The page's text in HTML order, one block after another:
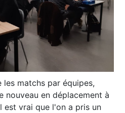
les matchs par équipes,
nouveau en déplacement à
est vrai que l'on a pris un